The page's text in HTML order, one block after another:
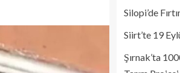
Silopi’de
Siirt’te 19
Şırnak’ta